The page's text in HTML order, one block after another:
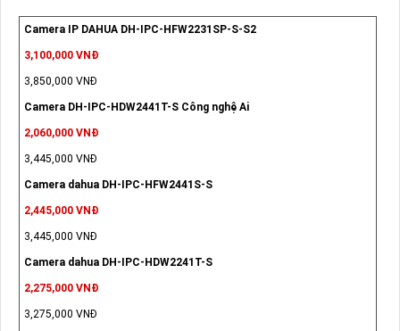
Camera IP DAHUA DH-IPC-HFW2231SP-S-S2
3,100,000 VNĐ
3,850,000 VNĐ
Camera DH-IPC-HDW2441T-S Công nghệ Ai
2,060,000 VNĐ
3,445,000 VNĐ
Camera dahua DH-IPC-HFW2441S-S
2,445,000 VNĐ
3,445,000 VNĐ
Camera dahua DH-IPC-HDW2241T-S
2,275,000 VNĐ
3,275,000 VNĐ